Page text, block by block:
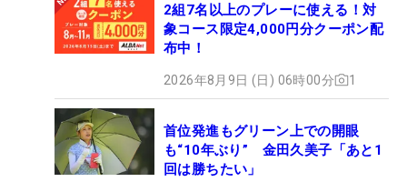
2組7名以上のプレーに使える！対
象コース限定4,000円分クーポン配
布中！
2026年8月9日 (日) 06時00分 1
首位発進もグリーン上での開眼
も“10年ぶり” 金田久美子「あと1
回は勝ちたい」